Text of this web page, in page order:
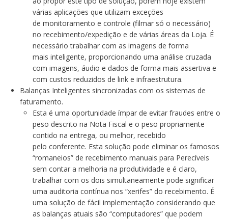
várias aplicações que utilizam exceções
de monitoramento e controle (filmar só o necessário)
no recebimento/expedição e de várias áreas da Loja. É
necessário trabalhar com as imagens de forma
mais inteligente, proporcionando uma análise cruzada
com imagens, áudio e dados de forma mais assertiva e
com custos reduzidos de link e infraestrutura.
Balanças Inteligentes sincronizadas com os sistemas de
faturamento.
Esta é uma oportunidade ímpar de evitar fraudes entre o
peso descrito na Nota Fiscal e o peso propriamente
contido na entrega, ou melhor, recebido
pelo conferente. Esta solução pode eliminar os famosos
“romaneios” de recebimento manuais para Perecíveis
sem contar a melhoria na produtividade e é claro,
trabalhar com os dois simultaneamente pode significar
uma auditoria contínua nos “xerifes” do recebimento. É
uma solução de fácil implementação considerando que
as balanças atuais são “computadores” que podem